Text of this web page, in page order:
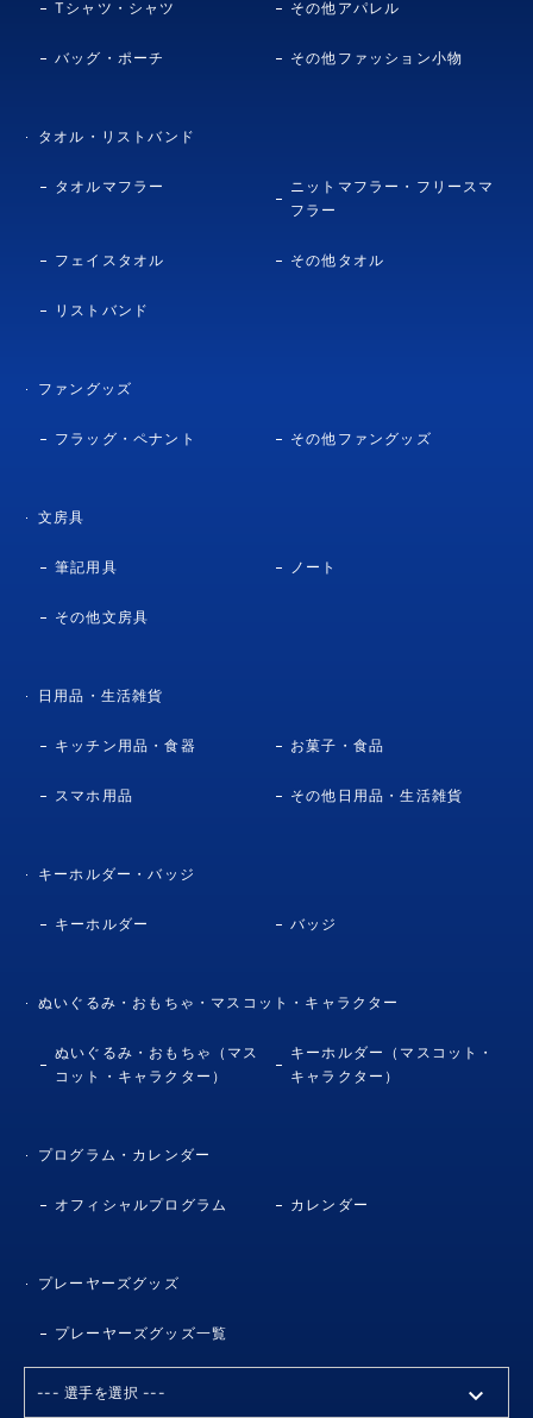
Tシャツ・シャツ その他アパレル
バッグ・ポーチ その他ファッション小物
タオル・リストバンド
タオルマフラー
ニットマフラー・フリースマ
フラー
フェイスタオル その他タオル
リストバンド
ファングッズ
フラッグ・ペナント その他ファングッズ
文房具
筆記用具 ノート
その他文房具
日用品・生活雑貨
キッチン用品・食器 お菓子・食品
スマホ用品 その他日用品・生活雑貨
キーホルダー・バッジ
キーホルダー バッジ
ぬいぐるみ・おもちゃ・マスコット・キャラクター
ぬいぐるみ・おもちゃ（マス
コット・キャラクター）
キーホルダー（マスコット・
キャラクター）
プログラム・カレンダー
オフィシャルプログラム カレンダー
プレーヤーズグッズ
プレーヤーズグッズ一覧